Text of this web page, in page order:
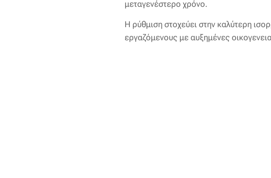
μεταγενέστερο χρόνο.
Η ρύθμιση στοχεύει στην καλύτερη
εργαζόμενους με αυξημένες